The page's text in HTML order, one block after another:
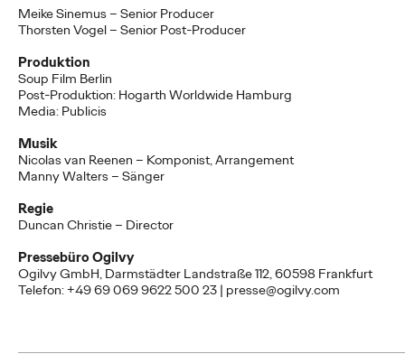
Meike Sinemus – Senior Producer
Thorsten Vogel – Senior Post-Producer
Produktion
Soup Film Berlin
Post-Produktion: Hogarth Worldwide Hamburg
Media: Publicis
Musik
Nicolas van Reenen – Komponist, Arrangement
Manny Walters – Sänger
Regie
Duncan Christie – Director
Pressebüro Ogilvy
Ogilvy GmbH, Darmstädter Landstraße 112, 60598 Frankfurt
Telefon: +49 69 069 9622 500 23 | presse@ogilvy.com
Roland Stauber
Die Deutsche Bahn startet heute eine innovative Kampagne,
deren fünf Filme vollständig mit „Veo“, dem generativen Video-
KI-Modell von Google, erstellt…
More→
NEWS
Mit neuem Charakter
in die Zukunft: Ogilvy
gestaltet die
Schwäbisch Hall-Ikone
neu